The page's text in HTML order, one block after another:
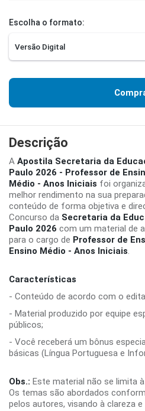
Escolha o formato:
Descrição
A Apostila Secretaria da
Paulo 2026 - Professor de
Médio - Anos Iniciais foi
melhor rendimento na sua
conteúdo de forma objetiva e
Concurso da Secretaria da
Paulo 2026 com um material de
para o cargo de Professor de
Ensino Médio - Anos Iniciais.
Características
- Conteúdo de acordo com o
- Material produzido por equipe
públicos;
- Você receberá um bônus
básicas (Língua Portuguesa e
Obs.: Este material não se limita
Os temas são abordados
pelos autores, visando à clareza